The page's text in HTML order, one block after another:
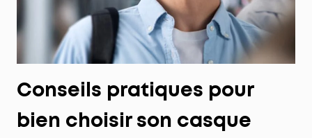
Conseils pratiques pour
bien choisir son casque